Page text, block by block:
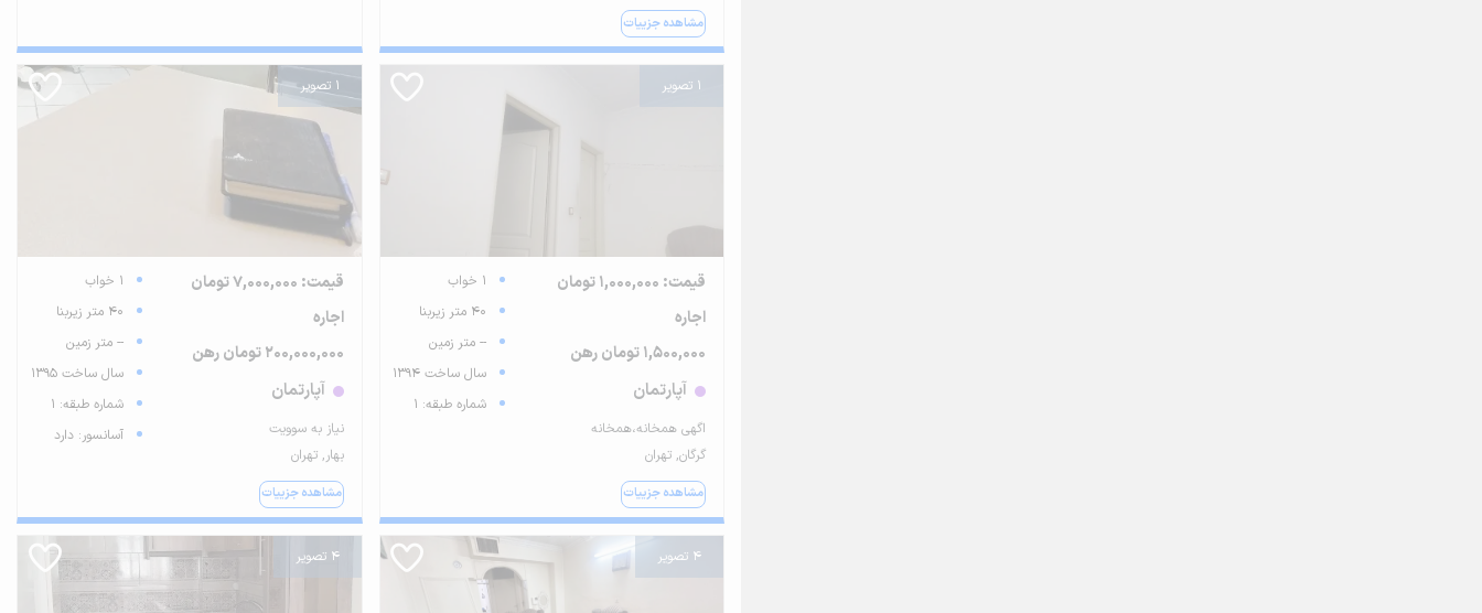
مشاهده جزییات
1 تصویر
قیمت: 1,000,000 تومان
اجاره
1,500,000 تومان رهن
آپارتمان
اگهی همخانه،همخانه
گرگان, تهران
مشاهده جزییات
1 خواب
40 متر زیربنا
-- متر زمین
سال ساخت 1394
شماره طبقه: 1
1 تصویر
قیمت: 7,000,000 تومان
اجاره
200,000,000 تومان رهن
آپارتمان
نیاز به سوویت
بهار, تهران
مشاهده جزییات
1 خواب
40 متر زیربنا
-- متر زمین
سال ساخت 1395
شماره طبقه: 1
آسانسور: دارد
4 تصویر 4 تصویر